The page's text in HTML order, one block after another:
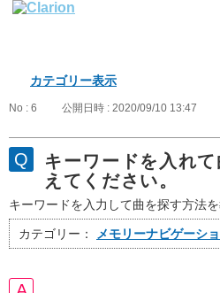
カテゴリー表示
No : 6 公開日時 : 2020/09/10 13:47
キーワードを入れ
えてください。
キーワードを入力して曲を探す方法を
カテゴリー： メモリーナビゲーシ